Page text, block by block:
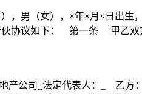
，男（女），×年×月×日出
伙协议如下： 第一条 甲乙双
公司_法定代表人：_ 乙方